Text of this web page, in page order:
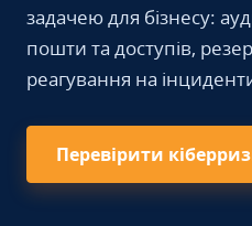
задачею для бізнесу:
пошти та доступів,
реагування на
Перевірити